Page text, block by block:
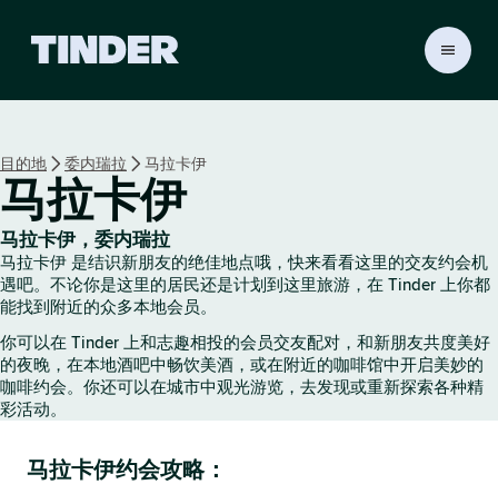
r
首
目的地 委内瑞拉 马拉卡伊
马拉卡伊
马拉卡伊，委内瑞拉
马拉卡伊 是结识新朋友的绝佳地点哦，快来看看这里的交友约会机
遇吧。不论你是这里的居民还是计划到这里旅游，在 Tinder 上你都
能找到附近的众多本地会员。
你可以在 Tinder 上和志趣相投的会员交友配对，和新朋友共度美好
的夜晚，在本地酒吧中畅饮美酒，或在附近的咖啡馆中开启美妙的
咖啡约会。你还可以在城市中观光游览，去发现或重新探索各种精
彩活动。
马拉卡伊约会攻略：